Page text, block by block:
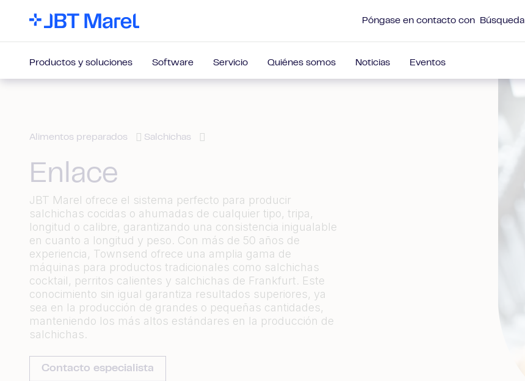
Póngase en contacto con Búsqueda
Productos y soluciones Software Servicio Quiénes somos Noticias Eventos
Alimentos preparados Salchichas
Enlace
JBT Marel ofrece el sistema perfecto para producir
salchichas cocidas o ahumadas de cualquier tipo, tripa,
longitud o calibre, garantizando una consistencia inigualable
en cuanto a longitud y peso. Con más de 50 años de
experiencia, Townsend ofrece una amplia gama de
máquinas para productos tradicionales como salchichas
cocktail, perritos calientes y salchichas de Frankfurt. Este
conocimiento sin igual garantiza resultados superiores, ya
sea en la producción de grandes o pequeñas cantidades,
manteniendo los más altos estándares en la producción de
salchichas.
Contacto especialista